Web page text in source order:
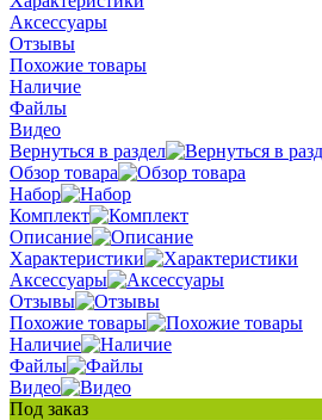
Аксессуары
Отзывы
Похожие товары
Наличие
Файлы
Видео
Вернуться в раздел
Обзор товара
Набор
Комплект
Описание
Характеристики
Аксессуары
Отзывы
Похожие товары
Наличие
Файлы
Видео
Под заказ